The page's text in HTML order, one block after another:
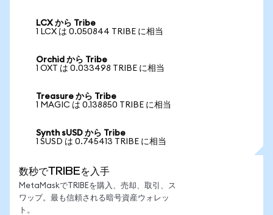
LCX から Tribe
1 LCX は 0.050844 TRIBE に相当
Orchid から Tribe
1 OXT は 0.033498 TRIBE に相当
Treasure から Tribe
1 MAGIC は 0.138850 TRIBE に相当
Synth sUSD から Tribe
1 SUSD は 0.745413 TRIBE に相当
数秒でTRIBEを入手
MetaMaskでTRIBEを購入、売却、取引、ス
ワップ。最も信頼される暗号資産ウォレッ
ト。